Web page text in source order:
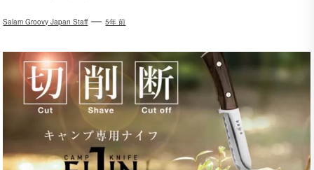
Salam Groovy Japan Staff 5年 前